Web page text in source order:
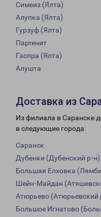
Симеиз (Ялта)
Алупка (Ялта)
Гурзуф (Ялта)
Партенит
Гаспра (Ялта)
Алушта
Доставка из
Из филиала в Саранске
в следующие города:
Саранск
Дубенки (Дубенский р-н)
Большая Елховка
Шейн-Майдан
Атюрьево (Атюрьевский
Большое Игнатово